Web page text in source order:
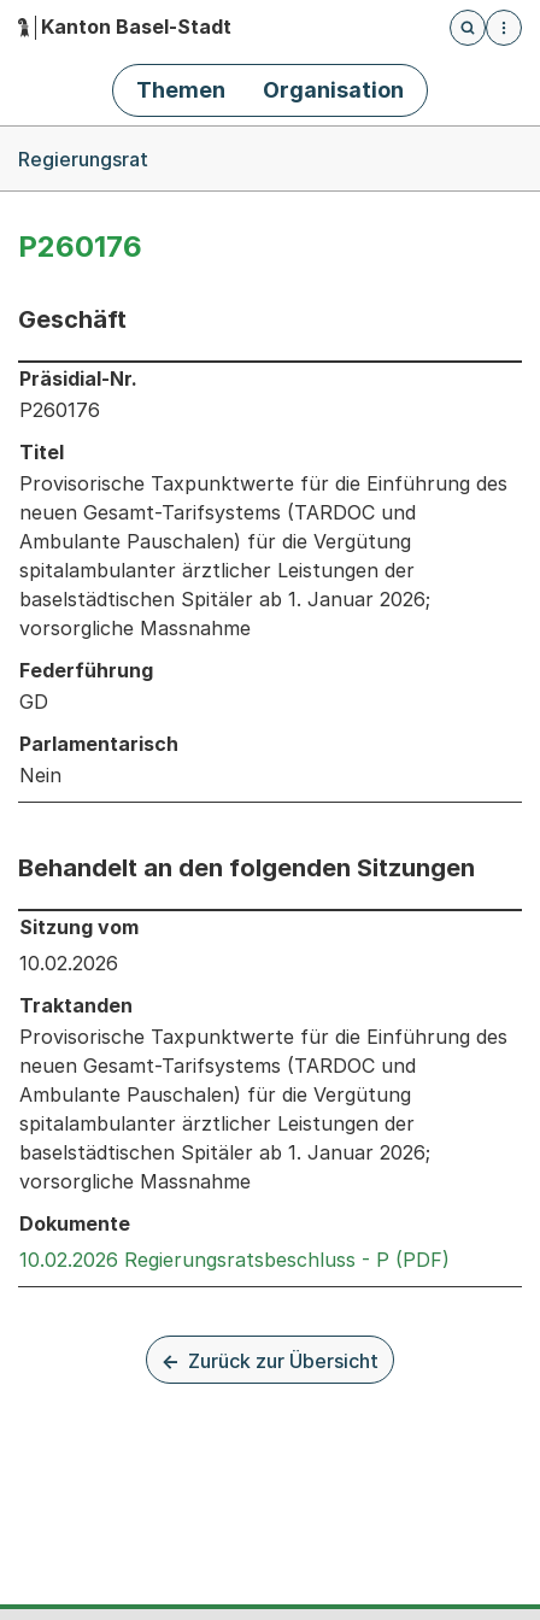
Hauptnavigation
Kanton Basel-Stadt
Öffnet
Themen Organisation
Regierungsrat
P260176
Geschäft
Informationen zum Ausgewählten Geschäft
Präsidial-Nr.
P260176
Titel
Provisorische Taxpunktwerte für die Einführung des
neuen Gesamt-Tarifsystems (TARDOC und
Ambulante Pauschalen) für die Vergütung
spitalambulanter ärztlicher Leistungen der
baselstädtischen Spitäler ab 1. Januar 2026;
vorsorgliche Massnahme
Federführung
GD
Parlamentarisch
Nein
Behandelt an den folgenden Sitzungen
Behandelt an den folgenden Sitzungen: Informationen
Sitzung vom
10.02.2026
Traktanden
Provisorische Taxpunktwerte für die Einführung des
neuen Gesamt-Tarifsystems (TARDOC und
Ambulante Pauschalen) für die Vergütung
spitalambulanter ärztlicher Leistungen der
baselstädtischen Spitäler ab 1. Januar 2026;
vorsorgliche Massnahme
Dokumente
10.02.2026 Regierungsratsbeschluss - P (PDF)
Zurück zur Übersicht